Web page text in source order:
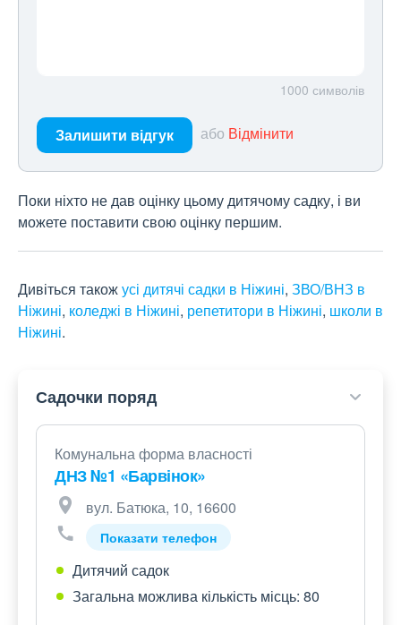
1000 символів
Залишити відгук або Відмінити
Поки ніхто не дав оцінку цьому дитячому садку, і ви
можете поставити свою оцінку першим.
Дивіться такожусі дитячі садки в Ніжині, ЗВО/ВНЗ в
Ніжині, коледжі в Ніжині, репетитори в Ніжині, школи в
Ніжині.
Садочки поряд
Комунальна форма власності
ДНЗ №1 «Барвінок»
вул. Батюка, 10, 16600
Показати телефон
Дитячий садок
Загальна можлива кількість місць: 80